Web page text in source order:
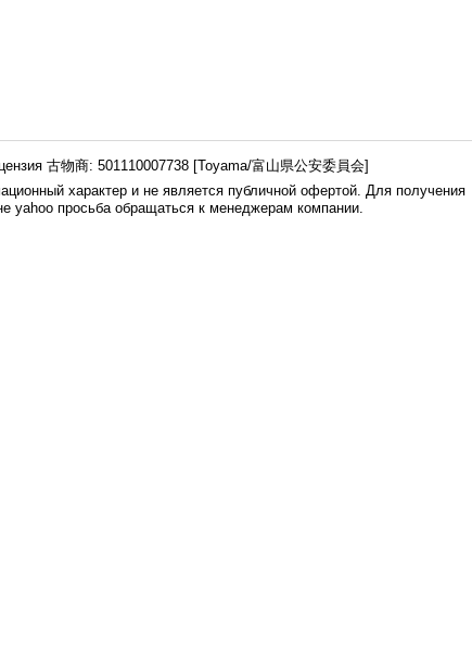
古物商: 501110007738 [Toyama/富山県公安委員会]
характер и не является публичной офертой. Для получения
yahoo просьба обращаться к менеджерам компании.